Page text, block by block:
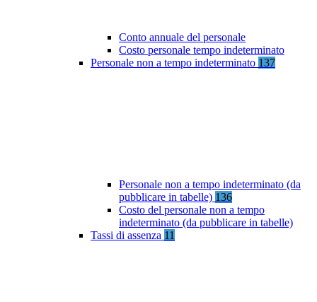
Conto annuale del personale
Costo personale tempo indeterminato
Personale non a tempo indeterminato 137
Personale non a tempo indeterminato (da
pubblicare in tabelle) 136
Costo del personale non a tempo
indeterminato (da pubblicare in tabelle)
Tassi di assenza 11